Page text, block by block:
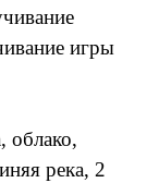
игры
облако,
река, 2